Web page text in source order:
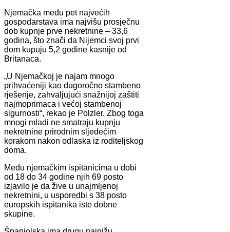
Njemačka među pet najvećih
gospodarstava ima najvišu prosječnu
dob kupnje prve nekretnine – 33,6
godina, što znači da Nijemci svoj prvi
dom kupuju 5,2 godine kasnije od
Britanaca.
„U Njemačkoj je najam mnogo
prihvaćeniji kao dugoročno stambeno
rješenje, zahvaljujući snažnijoj zaštiti
najmoprimaca i većoj stambenoj
sigurnosti“, rekao je Polzler. Zbog toga
mnogi mladi ne smatraju kupnju
nekretnine prirodnim sljedećim
korakom nakon odlaska iz roditeljskog
doma.
Među njemačkim ispitanicima u dobi
od 18 do 34 godine njih 69 posto
izjavilo je da žive u unajmljenoj
nekretnini, u usporedbi s 38 posto
europskih ispitanika iste dobne
skupine.